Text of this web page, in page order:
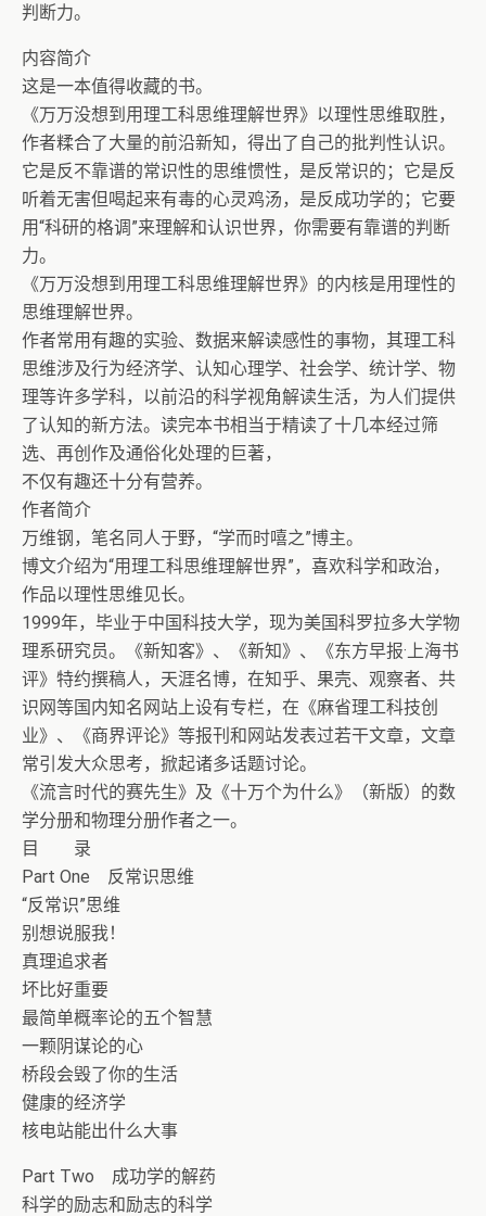
判断力。
内容简介
这是一本值得收藏的书。
《万万没想到用理工科思维理解世界》以理性思维取胜，
作者糅合了大量的前沿新知，得出了自己的批判性认识。
它是反不靠谱的常识性的思维惯性，是反常识的；它是反
听着无害但喝起来有毒的心灵鸡汤，是反成功学的；它要
用“科研的格调”来理解和认识世界，你需要有靠谱的判断
力。
《万万没想到用理工科思维理解世界》的内核是用理性的
思维理解世界。
作者常用有趣的实验、数据来解读感性的事物，其理工科
思维涉及行为经济学、认知心理学、社会学、统计学、物
理等许多学科，以前沿的科学视角解读生活，为人们提供
了认知的新方法。读完本书相当于精读了十几本经过筛
选、再创作及通俗化处理的巨著，
不仅有趣还十分有营养。
作者简介
万维钢，笔名同人于野，“学而时嘻之”博主。
博文介绍为“用理工科思维理解世界”，喜欢科学和政治，
作品以理性思维见长。
1999年，毕业于中国科技大学，现为美国科罗拉多大学物
理系研究员。《新知客》、《新知》、《东方早报·上海书
评》特约撰稿人，天涯名博，在知乎、果壳、观察者、共
识网等国内知名网站上设有专栏，在《麻省理工科技创
业》、《商界评论》等报刊和网站发表过若干文章，文章
常引发大众思考，掀起诸多话题讨论。
《流言时代的赛先生》及《十万个为什么》（新版）的数
学分册和物理分册作者之一。
目 录
Part One 反常识思维
“反常识”思维
别想说服我！
真理追求者
坏比好重要
最简单概率论的五个智慧
一颗阴谋论的心
桥段会毁了你的生活
健康的经济学
核电站能出什么大事
Part Two 成功学的解药
科学的励志和励志的科学